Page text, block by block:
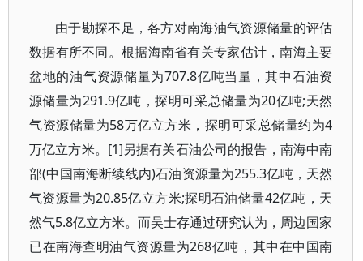
由于勘探不足，各方对南海油气资源储量的评估
数据有所不同。根据海南省有关专家估计，南海主要
盆地的油气资源储量为707.8亿吨当量，其中石油资
源储量为291.9亿吨，探明可采总储量为20亿吨;天然
气资源储量为58万亿立方米，探明可采总储量约为4
万亿立方米。[1]另据有关石油公司的报告，南海中南
部(中国南海断续线内)石油资源量为255.3亿吨，天然
气资源量为20.85亿立方米;探明石油储量42亿吨，天
然气5.8亿立方米。而吴士存通过研究认为，周边国家
已在南海查明油气资源量为268亿吨，其中在中国南